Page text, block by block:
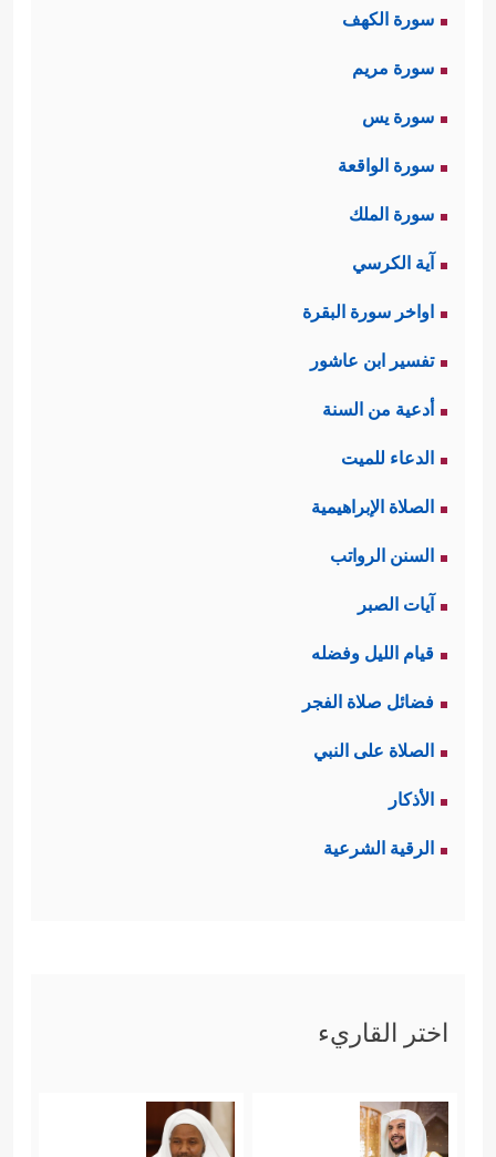
سورة الكهف
سورة مريم
سورة يس
سورة الواقعة
سورة الملك
آية الكرسي
اواخر سورة البقرة
تفسير ابن عاشور
أدعية من السنة
الدعاء للميت
الصلاة الإبراهيمية
السنن الرواتب
آيات الصبر
قيام الليل وفضله
فضائل صلاة الفجر
الصلاة على النبي
الأذكار
الرقية الشرعية
اختر القاريء